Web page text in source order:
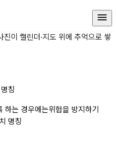
안전확인대상
진이 캘린더·지도 위에 추억으로 쌓
칭
하는 경우에는위험을 방지하기
명칭